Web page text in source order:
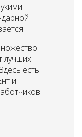
лучших
есть
и